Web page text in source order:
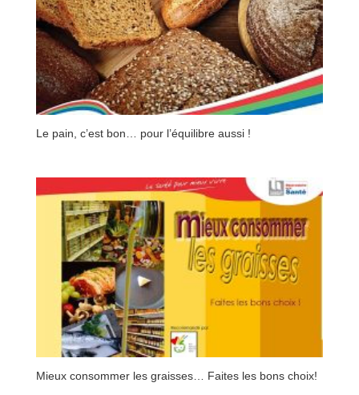
Le pain, c’est bon… pour l’équilibre aussi !
Mieux consommer les graisses… Faites les bons choix!